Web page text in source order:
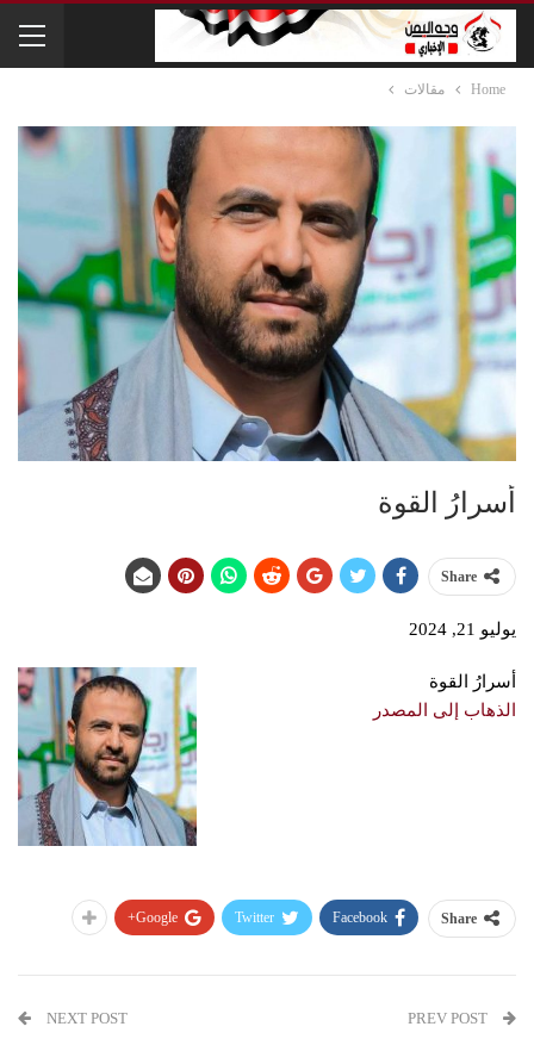
Home مقالات
أسرارُ القوة
Share
يوليو 21, 2024
أسرارُ القوة
الذهاب إلى المصدر
Share
Facebook
Twitter
Google+
NEXT POST